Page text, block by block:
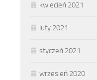
kwiecień 2021
luty 2021
styczeń 2021
wrzesień 2020